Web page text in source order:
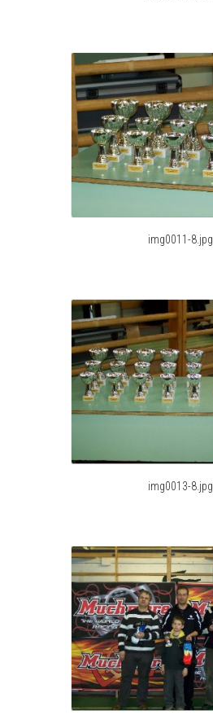
img0011-8.jpg
img0013-8.jpg